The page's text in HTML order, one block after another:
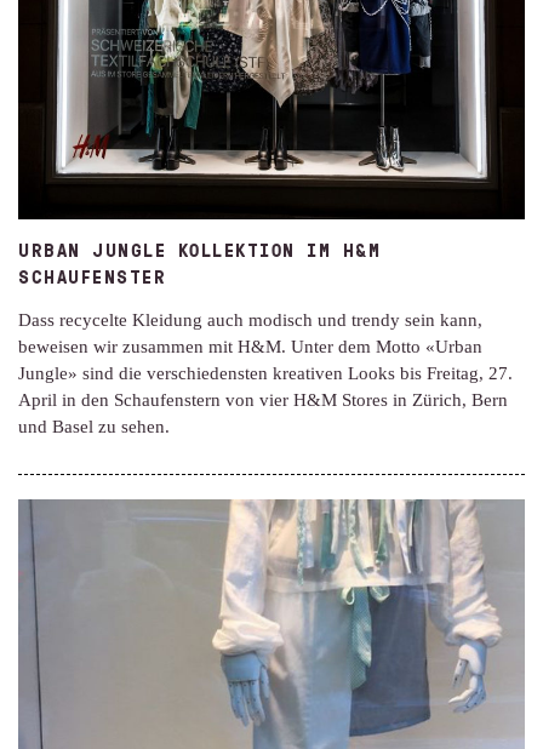
URBAN JUNGLE KOLLEKTION IM H&M
SCHAUFENSTER
Dass recycelte Kleidung auch modisch und trendy sein kann,
beweisen wir zusammen mit H&M. Unter dem Motto «Urban
Jungle» sind die verschiedensten kreativen Looks bis Freitag, 27.
April in den Schaufenstern von vier H&M Stores in Zürich, Bern
und Basel zu sehen.